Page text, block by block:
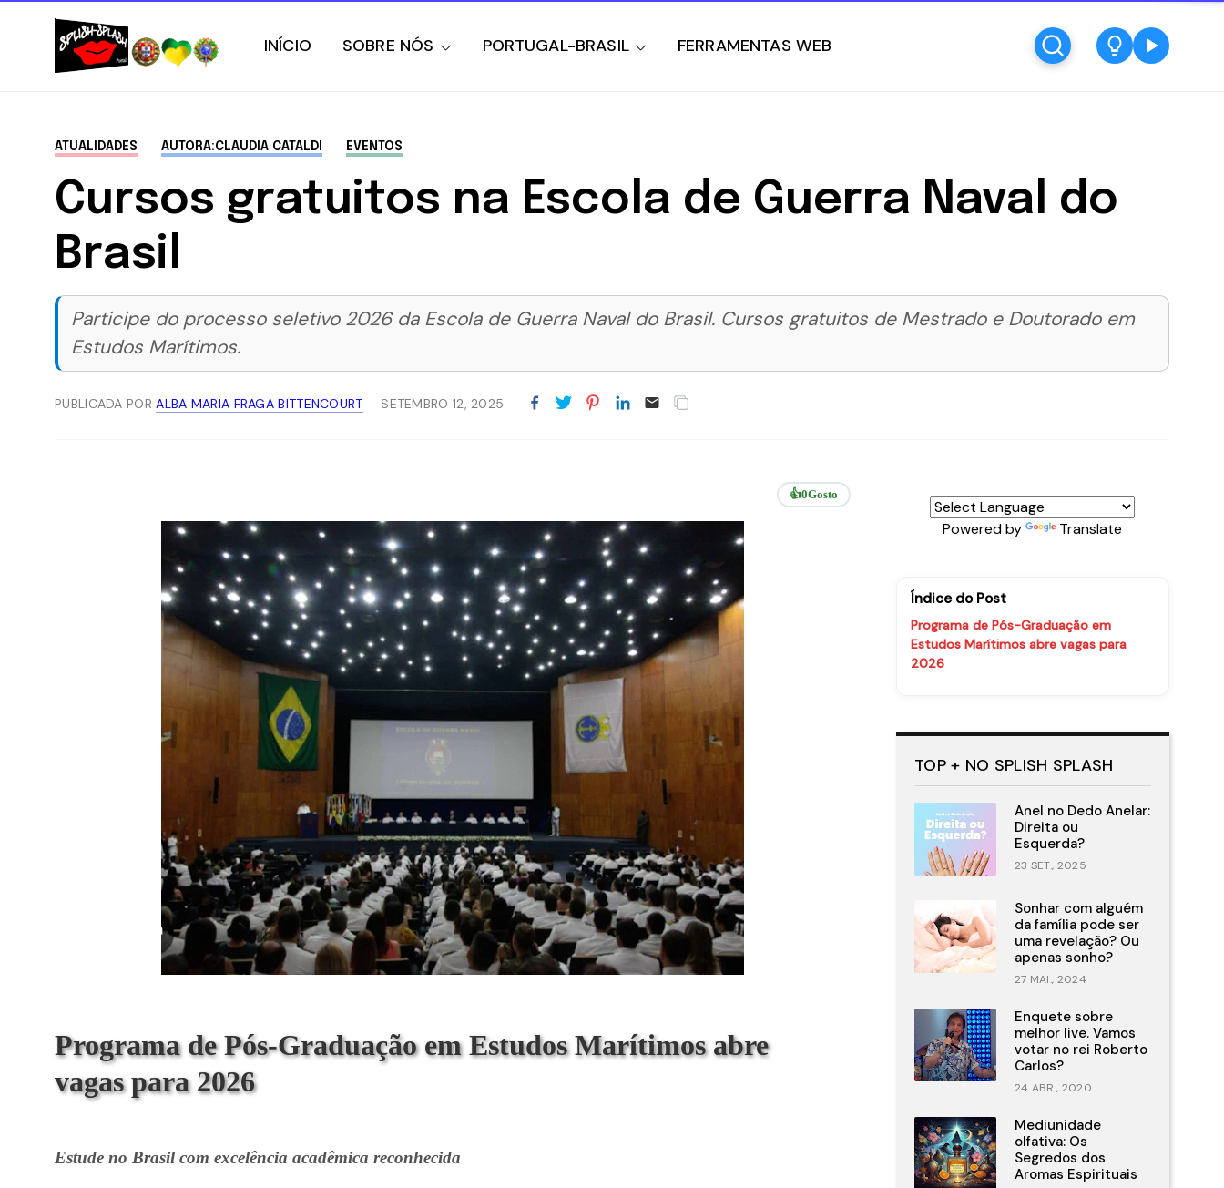
INÍCIO SOBRE NÓS PORTUGAL-BRASIL FERRAMENTAS WEB
ATUALIDADES AUTORA:CLAUDIA CATALDI EVENTOS
Cursos gratuitos na Escola de Guerra Naval do
Brasil
Participe do processo seletivo 2026 da Escola de Guerra Naval do Brasil. Cursos gratuitos de Mestrado e Doutorado em
Estudos Marítimos.
PUBLICADA PORALBA MARIA FRAGA BITTENCOURT SETEMBRO 12, 2025
👍0Gosto
Programa de Pós-Graduação em Estudos Marítimos abre
vagas para 2026
Estude no Brasil com excelência acadêmica reconhecida
Powered by Translate
Índice do Post
Programa de Pós-Graduação em
Estudos Marítimos abre vagas para
2026
TOP + NO SPLISH SPLASH
Anel no Dedo Anelar:
Direita ou
Esquerda?
23 SET., 2025
Sonhar com alguém
da família pode ser
uma revelação? Ou
apenas sonho?
27 MAI., 2024
Enquete sobre
melhor live. Vamos
votar no rei Roberto
Carlos?
24 ABR., 2020
Mediunidade
olfativa: Os
Segredos dos
Aromas Espirituais